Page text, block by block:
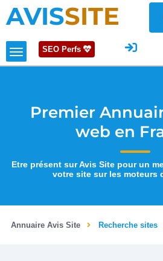
AVISSITE
SEO Perfs
Premier
web en
Etre présent sur Avis Site pour un
votre site sur les moteurs
Annuaire Avis Site Recherche sites